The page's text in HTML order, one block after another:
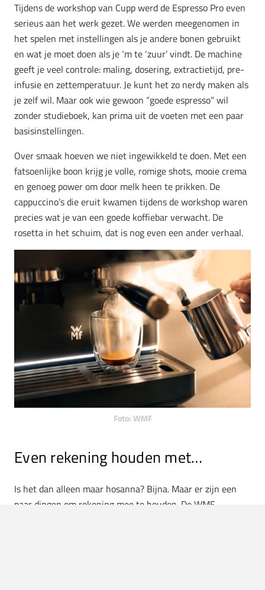
Tijdens de workshop van Cupp werd de Espresso Pro even
serieus aan het werk gezet. We werden meegenomen in
het spelen met instellingen als je andere bonen gebruikt
en wat je moet doen als je ‘m te ‘zuur’ vindt. De machine
geeft je veel controle: maling, dosering, extractietijd, pre-
infusie en zettemperatuur. Je kunt het zo nerdy maken als
je zelf wil. Maar ook wie gewoon “goede espresso” wil
zonder studieboek, kan prima uit de voeten met een paar
basisinstellingen.
Over smaak hoeven we niet ingewikkeld te doen. Met een
fatsoenlijke boon krijg je volle, romige shots, mooie crema
en genoeg power om door melk heen te prikken. De
cappuccino’s die eruit kwamen tijdens de workshop waren
precies wat je van een goede koffiebar verwacht. De
rosetta in het schuim, dat is nog even een ander verhaal.
Foto: WMF
Even rekening houden met…
Is het dan alleen maar hosanna? Bijna. Maar er zijn een
paar dingen om rekening mee te houden. De WMF